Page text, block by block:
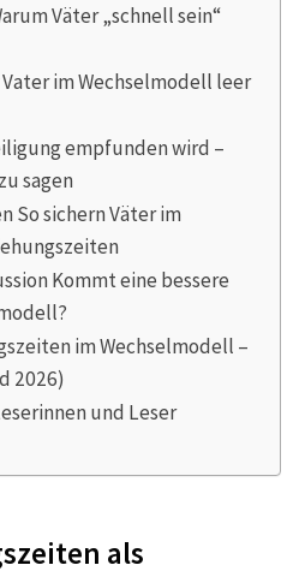
Väter „schnell sein“
im Wechselmodell leer
empfunden wird –
sagen
So sichern Väter im
Kommt eine bessere
im Wechselmodell –
2026)
und Leser
als